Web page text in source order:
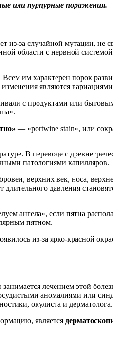
или пурпурные поражения.
за случайной мутации, не
области с нервной
им характерен порок
являются
с продуктами или
— «portwine stain», или
В переводе с
патологиями капилляров.
верхних век, носа,
давления
ангела», если пятна
пятном.
из-за ярко-красной
лечением этой
аномалиями или
окулиста и дерматолога.
является